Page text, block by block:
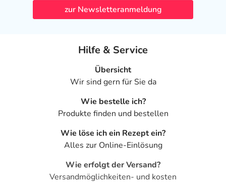
einem Arzt oder Apotheker überschritten werden.
Bringen Sie das Arzneimittel in die Scheide ein.
Verwenden Sie dazu den Applikator.
Oder: Tragen Sie das Arzneimittel auf die betroffene(n)
Hautstelle(n) auf. Zur Vermeidung einer möglichen
ärztlich untersucht und gegebenenfalls behandelt
Dauer der Anwendung?
Überdosierung?
zur Newsletteranmeldung
Hilfe & Service
Übersicht
Wir sind gern für Sie da
Wie bestelle ich?
Produkte finden und bestellen
Wie löse ich ein Rezept ein?
Alles zur Online-Einlösung
Wie erfolgt der Versand?
Versandmöglichkeiten- und kosten